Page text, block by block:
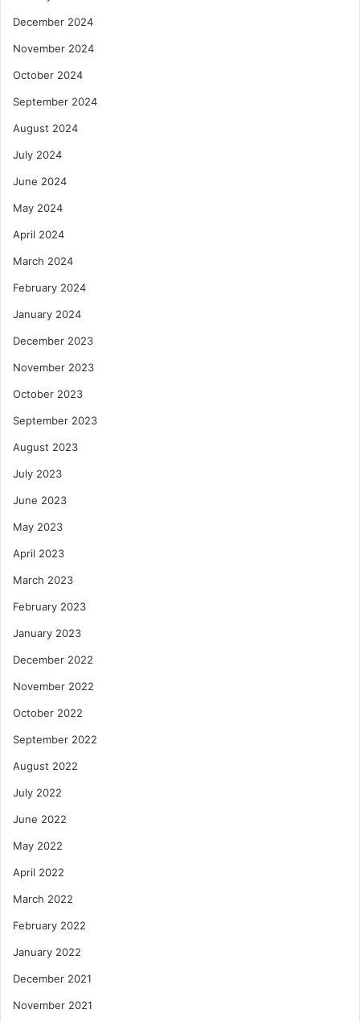
December 2024
November 2024
October 2024
September 2024
August 2024
July 2024
June 2024
May 2024
April 2024
March 2024
February 2024
January 2024
December 2023
November 2023
October 2023
September 2023
August 2023
July 2023
June 2023
May 2023
April 2023
March 2023
February 2023
January 2023
December 2022
November 2022
October 2022
September 2022
August 2022
July 2022
June 2022
May 2022
April 2022
March 2022
February 2022
January 2022
December 2021
November 2021